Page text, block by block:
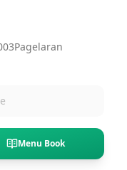
Menu Book